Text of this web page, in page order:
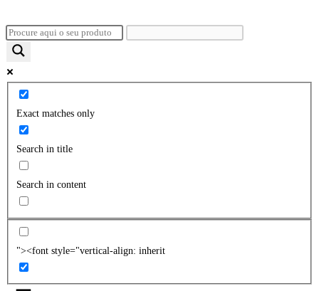
Exact matches only
Search in title
Search in content
"><font style="vertical-align: inherit